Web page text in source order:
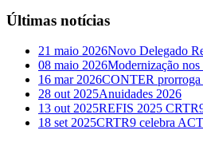
Últimas notícias
21 maio 2026Novo Delegado
08 maio 2026Modernização
16 mar 2026CONTER prorroga
28 out 2025Anuidades 2026
13 out 2025REFIS 2025
18 set 2025CRTR9 celebra